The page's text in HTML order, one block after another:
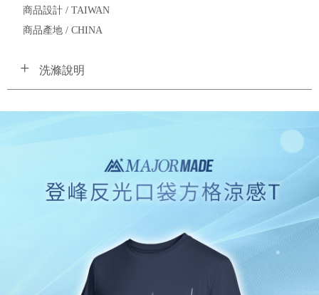
商品設計 / TAIWAN
商品產地 / CHINA
洗滌說明